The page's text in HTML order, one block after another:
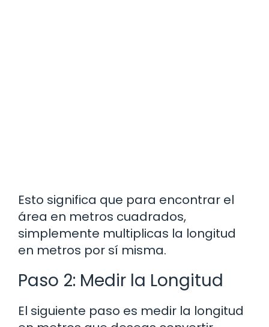
Esto significa que para encontrar el
área en metros cuadrados,
simplemente multiplicas la longitud
en metros por sí misma.
Paso 2: Medir la Longitud
El siguiente paso es medir la longitud